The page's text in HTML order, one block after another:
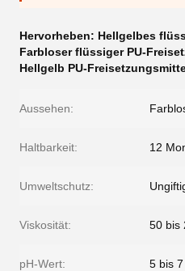
Hervorheben: Hellgelbes
Farbloser flüssiger PU-
Hellgelb PU-
Aussehen:
Haltbarkeit: 12
Umweltschutz:
Viskosität: 50 bis
pH-Wert: 5 bis 7